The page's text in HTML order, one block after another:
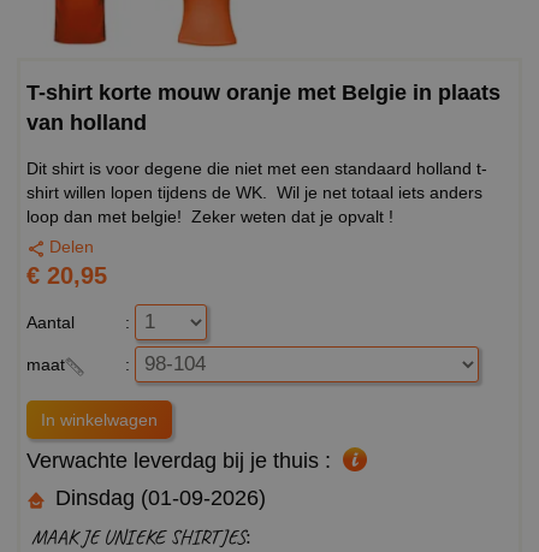
T-shirt korte mouw oranje met Belgie in plaats
van holland
Dit shirt is voor degene die niet met een standaard holland t-
shirt willen lopen tijdens de WK. Wil je net totaal iets anders
loop dan met belgie! Zeker weten dat je opvalt !
Delen
€ 20,95
Aantal :
maat :
Verwachte leverdag bij je thuis :
Dinsdag (01-09-2026)
MAAK JE UNIEKE SHIRTJES: